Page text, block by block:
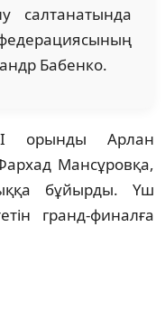
салтанатында
Бабенко.
I орынды Арлан
Мансұровқа,
бұйырды. Үш
гранд-финалға